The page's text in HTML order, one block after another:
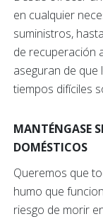
en cualquier
suministros,
de recuperación
aseguran de
tiempos difíciles
MANTÉNGASE
DOMÉSTICOS
Queremos que
humo que
riesgo de morir